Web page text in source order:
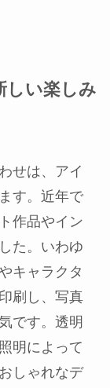
しい楽しみ
せは、アイ
す。近年で
作品やイン
た。いわゆ
キャラクタ
刷し、写真
です。透明
明によって
しゃれなデ